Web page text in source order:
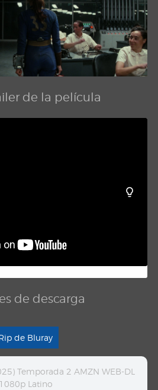
de la película
de descarga
de Bluray
Temporada 2 AMZN WEB-DL
1080p Latino